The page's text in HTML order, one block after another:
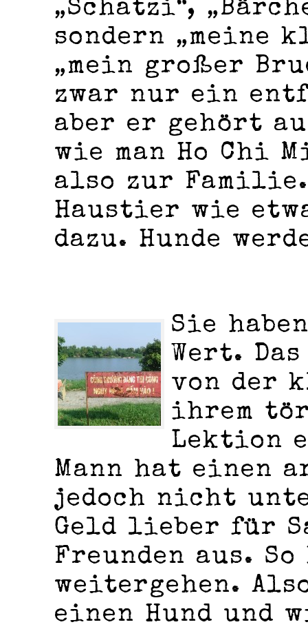
„Schatzi“,
sondern „meine
„mein großer
zwar nur ein
aber er gehört
wie man Ho Chi
also zur
Haustier wie
dazu. Hunde
Sie
Wert.
von der
ihrem
Lektion
Mann hat einen
jedoch nicht
Geld lieber für
Freunden aus.
weitergehen.
einen Hund und